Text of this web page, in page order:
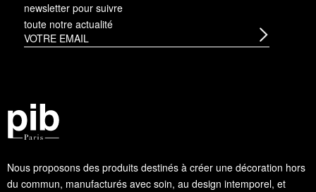
Nous proposons des produits destinés à créer une décoration hors
du commun, manufacturés avec soin, au design intemporel, et
newsletter pour suivre
toute notre actualité